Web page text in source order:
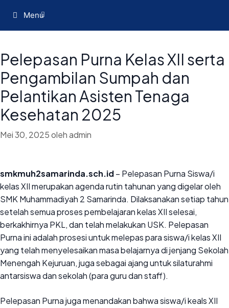
Menu
Pelepasan Purna Kelas XII serta
Pengambilan Sumpah dan
Pelantikan Asisten Tenaga
Kesehatan 2025
Mei 30, 2025olehadmin
smkmuh2samarinda.sch.id– Pelepasan Purna Siswa/i
kelas XII merupakan agenda rutin tahunan yang digelar oleh
SMK Muhammadiyah 2 Samarinda. Dilaksanakan setiap tahun
setelah semua proses pembelajaran kelas XII selesai,
berkakhirnya PKL, dan telah melakukan USK. Pelepasan
Purna ini adalah prosesi untuk melepas para siswa/i kelas XII
yang telah menyelesaikan masa belajarnya di jenjang Sekolah
Menengah Kejuruan, juga sebagai ajang untuk silaturahmi
antarsiswa dan sekolah (para guru dan staff).
Pelepasan Purna juga menandakan bahwa siswa/i keals XII